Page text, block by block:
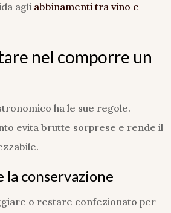
agli abbinamenti tra vino e
nel comporre un
ha le sue regole.
evita brutte sorprese e rende il
la conservazione
o restare confezionato per